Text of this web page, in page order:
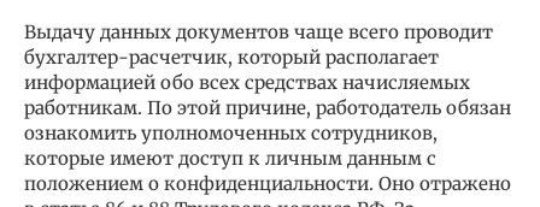
Выдачу данных документов чаще всего проводит
бухгалтер-расчетчик, который располагает
информацией обо всех средствах начисляемых
работникам. По этой причине, работодатель обязан
ознакомить уполномоченных сотрудников,
которые имеют доступ к личным данным с
положением о конфиденциальности. Оно отражено